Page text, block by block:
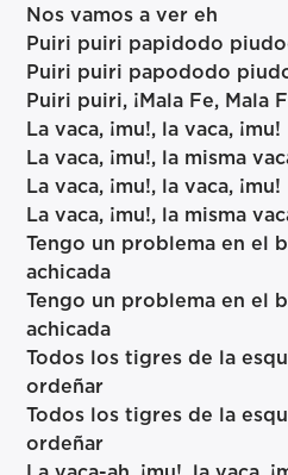
Nos vamos a ver eh
Puiri puiri papidodo
Puiri puiri papododo
Puiri puiri, ¡Mala Fe, Mala
La vaca, ¡mu!, la vaca, ¡mu!
La vaca, ¡mu!, la misma
La vaca, ¡mu!, la vaca, ¡mu!
La vaca, ¡mu!, la misma
Tengo un problema en el
achicada
Tengo un problema en el
achicada
Todos los tigres de la
ordeñar
Todos los tigres de la
ordeñar